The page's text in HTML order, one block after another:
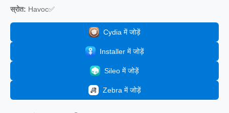
स्रोत: Havoc✅
Cydia में जोड़ें
Installer में जोड़ें
Sileo में जोड़ें
Zebra में जोड़ें